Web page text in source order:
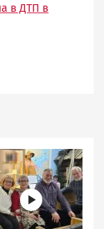
в ДТП в